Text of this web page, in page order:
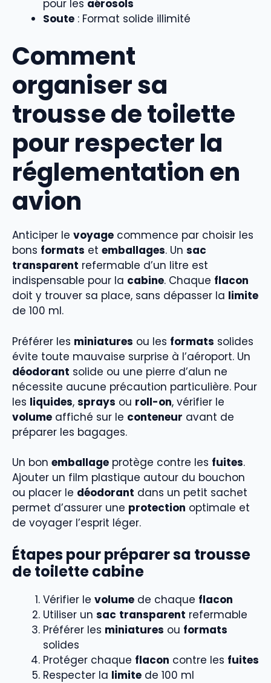
pour les aérosols
Soute : Format solide illimité
Comment
organiser sa
trousse de toilette
pour respecter la
réglementation en
avion
Anticiper le voyage commence par choisir les
bons formats et emballages. Un sac
transparent refermable d’un litre est
indispensable pour la cabine. Chaque flacon
doit y trouver sa place, sans dépasser la limite
de 100 ml.
Préférer les miniatures ou les formats solides
évite toute mauvaise surprise à l’aéroport. Un
déodorant solide ou une pierre d’alun ne
nécessite aucune précaution particulière. Pour
les liquides, sprays ou roll-on, vérifier le
volume affiché sur le conteneur avant de
préparer les bagages.
Un bon emballage protège contre les fuites.
Ajouter un film plastique autour du bouchon
ou placer le déodorant dans un petit sachet
permet d’assurer une protection optimale et
de voyager l’esprit léger.
Étapes pour préparer sa trousse
de toilette cabine
Vérifier le volume de chaque flacon
Utiliser un sac transparent refermable
Préférer les miniatures ou formats
solides
Protéger chaque flacon contre les fuites
Respecter la limite de 100 ml